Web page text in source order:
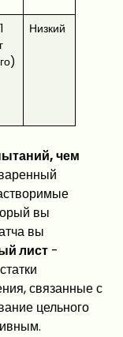
Низкий
чем
вы
вы
лист -
связанные с
цельного